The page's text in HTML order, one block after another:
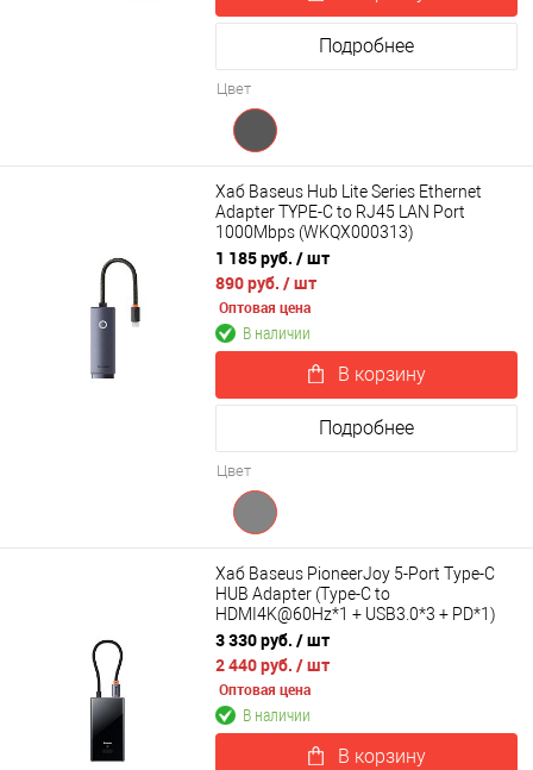
Подробнее
Цвет
Хаб Baseus Hub Lite Series Ethernet
Adapter TYPE-C to RJ45 LAN Port
1000Mbps (WKQX000313)
1 185 руб. / шт
890 руб. / шт
Оптовая цена
В наличии
В корзину
Подробнее
Цвет
Хаб Baseus PioneerJoy 5-Port Type-C
HUB Adapter (Type-C to
HDMI4K@60Hz*1 + USB3.0*3 + PD*1)
WKYY030113
3 330 руб. / шт
2 440 руб. / шт
Оптовая цена
В наличии
В корзину